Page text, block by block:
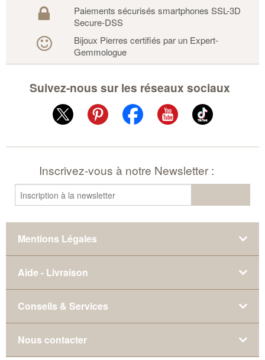
Paiements sécurisés smartphones SSL-3D
Secure-DSS
Bijoux Pierres certifiés par un Expert-
Gemmologue
Suivez-nous sur les réseaux sociaux
Inscrivez-vous à notre Newsletter :
Mentions Légales
Aide - Livraison
Conseils & Services
Nous contacter